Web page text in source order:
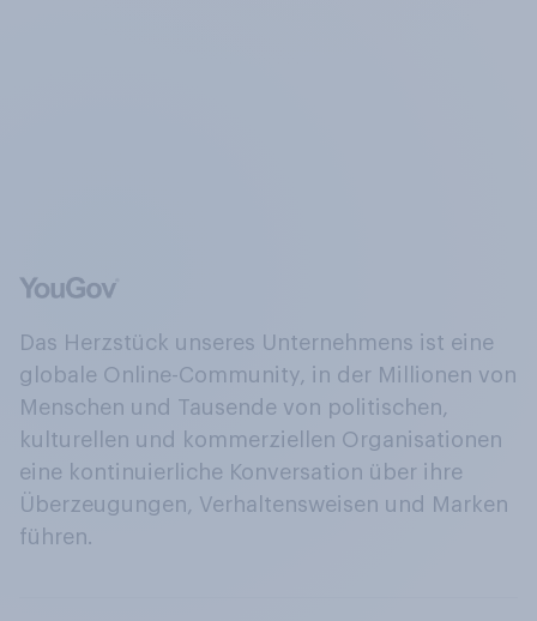
Das Herzstück unseres Unternehmens ist eine
globale Online-Community, in der Millionen von
Menschen und Tausende von politischen,
kulturellen und kommerziellen Organisationen
eine kontinuierliche Konversation über ihre
Überzeugungen, Verhaltensweisen und Marken
führen.